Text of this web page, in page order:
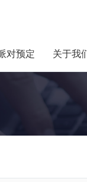
对预定 关于我